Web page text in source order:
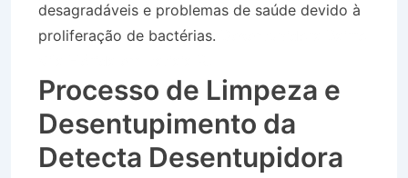
desagradáveis e problemas de saúde devido à
proliferação de bactérias.
Processo de Limpeza e
Desentupimento da
Detecta Desentupidora